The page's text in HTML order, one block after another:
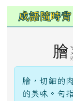
成語隨時背
膾
膾，切細的
的美味。句